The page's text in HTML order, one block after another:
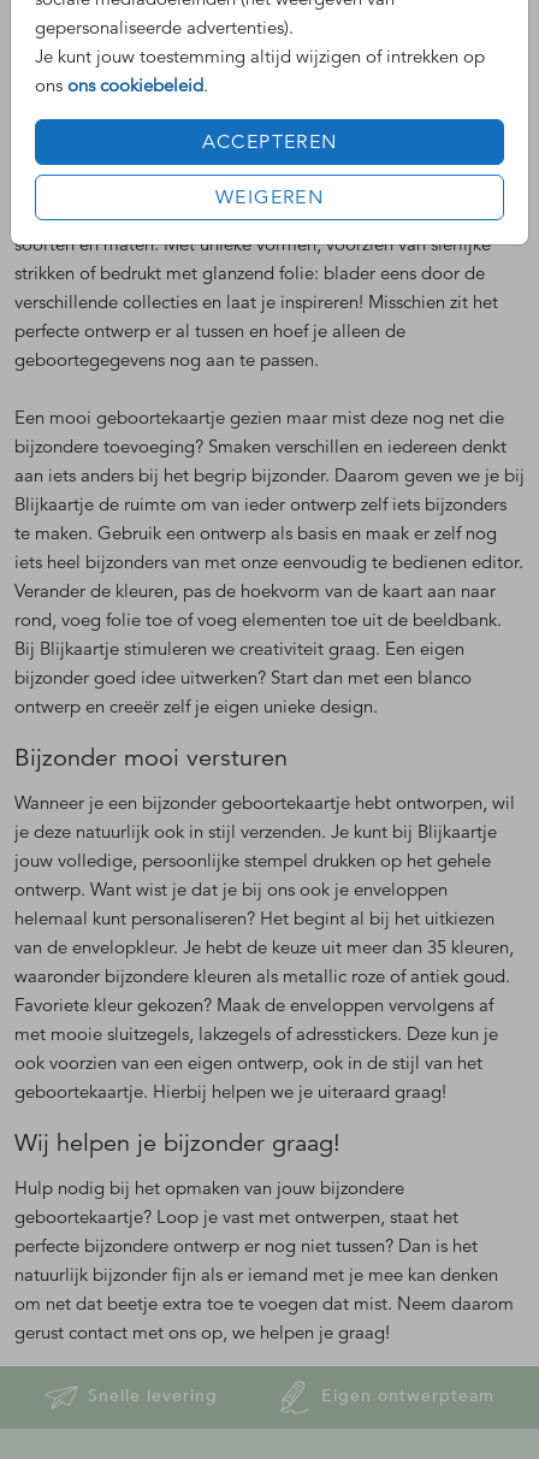
gepersonaliseerde advertenties).
Je kunt jouw toestemming altijd wijzigen of intrekken op
ons ons cookiebeleid.
ACCEPTEREN
WEIGEREN
Op zoek naar geboortekaartje met een design dat precies bij
jullie past en jullie gevoel omvat? Een geboortekaartje dat net
even anders is dan anders? Dan zit je bij Blijkaartje goed.
Hierboven vind je de meest bijzondere collecties op een rijtje.
Onze designers hebben weer hun uiterste best gedaan om er
iets heel bijzonders van te maken en we zijn ervan overtuigd dat
dit meer dan goed gelukt is! Zo vind je hier collecties in allerlei
soorten en maten. Met unieke vormen, voorzien van sierlijke
strikken of bedrukt met glanzend folie: blader eens door de
verschillende collecties en laat je inspireren! Misschien zit het
perfecte ontwerp er al tussen en hoef je alleen de
geboortegegevens nog aan te passen.
Een mooi geboortekaartje gezien maar mist deze nog net die
bijzondere toevoeging? Smaken verschillen en iedereen denkt
aan iets anders bij het begrip bijzonder. Daarom geven we je bij
Blijkaartje de ruimte om van ieder ontwerp zelf iets bijzonders
te maken. Gebruik een ontwerp als basis en maak er zelf nog
iets heel bijzonders van met onze eenvoudig te bedienen editor.
Verander de kleuren, pas de hoekvorm van de kaart aan naar
rond, voeg folie toe of voeg elementen toe uit de beeldbank.
Bij Blijkaartje stimuleren we creativiteit graag. Een eigen
bijzonder goed idee uitwerken? Start dan met een blanco
ontwerp en creeër zelf je eigen unieke design.
Bijzonder mooi versturen
Wanneer je een bijzonder geboortekaartje hebt ontworpen, wil
je deze natuurlijk ook in stijl verzenden. Je kunt bij Blijkaartje
jouw volledige, persoonlijke stempel drukken op het gehele
ontwerp. Want wist je dat je bij ons ook je enveloppen
helemaal kunt personaliseren? Het begint al bij het uitkiezen
van de envelopkleur. Je hebt de keuze uit meer dan 35 kleuren,
waaronder bijzondere kleuren als metallic roze of antiek goud.
Favoriete kleur gekozen? Maak de enveloppen vervolgens af
met mooie sluitzegels, lakzegels of adresstickers. Deze kun je
ook voorzien van een eigen ontwerp, ook in de stijl van het
geboortekaartje. Hierbij helpen we je uiteraard graag!
Wij helpen je bijzonder graag!
Hulp nodig bij het opmaken van jouw bijzondere
geboortekaartje? Loop je vast met ontwerpen, staat het
perfecte bijzondere ontwerp er nog niet tussen? Dan is het
natuurlijk bijzonder fijn als er iemand met je mee kan denken
om net dat beetje extra toe te voegen dat mist. Neem daarom
gerust contact met ons op, we helpen je graag!
Snelle levering Eigen ontwerpteam